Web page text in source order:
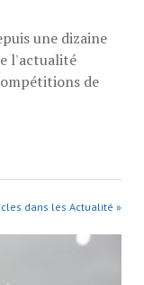
une dizaine
l'actualité
de
dans les Actualité »